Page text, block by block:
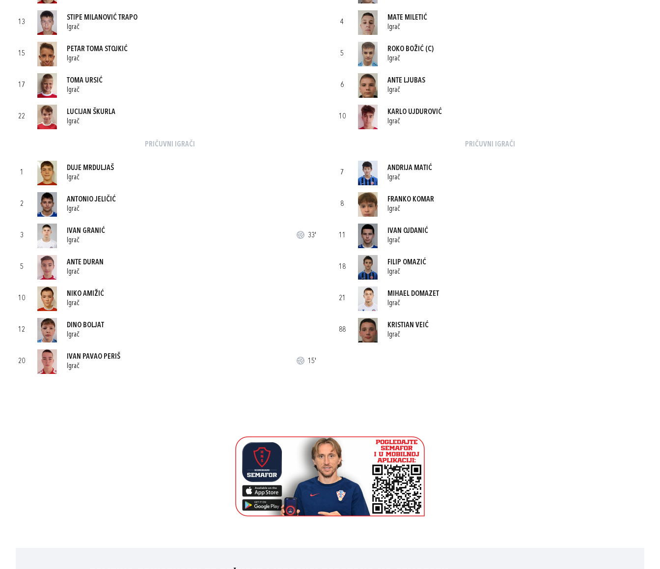
13
STIPE MILANOVIĆ TRAPO
Igrač
15
PETAR TOMA STOJKIĆ
Igrač
17
TOMA URSIĆ
Igrač
22
LUCIJAN ŠKURLA
Igrač
PRIČUVNI IGRAČI
1
DUJE MRDULJAŠ
Igrač
2
ANTONIO JELIČIĆ
Igrač
3
IVAN GRANIĆ
Igrač
33'
5
ANTE DURAN
Igrač
10
NIKO AMIŽIĆ
Igrač
12
DINO BOLJAT
Igrač
20
IVAN PAVAO PERIŠ
Igrač
15'
4
MATE MILETIĆ
Igrač
5
ROKO BOŽIĆ(C)
Igrač
6
ANTE LJUBAS
Igrač
10
KARLO UJDUROVIĆ
Igrač
PRIČUVNI IGRAČI
7
ANDRIJA MATIĆ
Igrač
8
FRANKO KOMAR
Igrač
11
IVAN OJDANIĆ
Igrač
18
FILIP OMAZIĆ
Igrač
21
MIHAEL DOMAZET
Igrač
88
KRISTIAN VEIĆ
Igrač